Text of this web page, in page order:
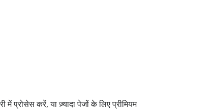
करें, या ज़्यादा पेजों के लिए प्रीमियम